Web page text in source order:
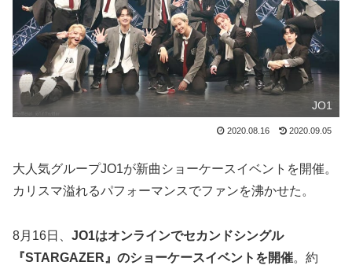
JO1
2020.08.16 2020.09.05
大人気グループJO1が新曲ショーケースイベントを開催。
カリスマ溢れるパフォーマンスでファンを沸かせた。
8月16日、 JO1はオンラインでセカンドシングル
『STARGAZER』のショーケースイベントを開催。約